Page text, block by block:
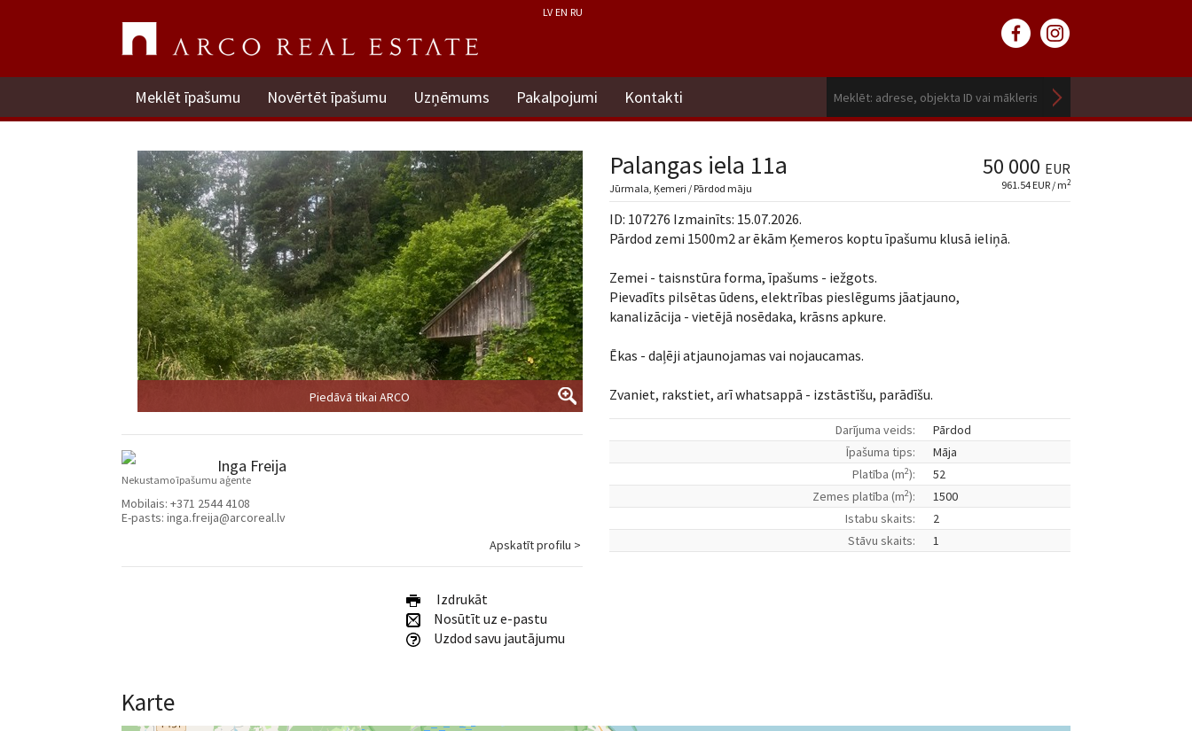
LV EN RU
Meklēt īpašumu Novērtēt īpašumu Uzņēmums Pakalpojumi Kontakti
Palangas iela 11a 50 000 EUR
Jūrmala, Ķemeri / Pārdod māju 961.54 EUR / m2
ID: 107276 Izmainīts: 15.07.2026.
Pārdod zemi 1500m2 ar ēkām Ķemeros koptu īpašumu klusā ieliņā.
Zemei - taisnstūra forma, īpašums - iežgots.
Pievadīts pilsētas ūdens, elektrības pieslēgums jāatjauno,
kanalizācija - vietējā nosēdaka, krāsns apkure.
Ēkas - daļēji atjaunojamas vai nojaucamas.
Zvaniet, rakstiet, arī whatsappā - izstāstīšu, parādīšu.
Darījuma veids:
Pārdod
Īpašuma tips:
Māja
Platība (m2):
52
Zemes platība (m2):
1500
Istabu skaits:
2
Stāvu skaits:
1
Piedāvā tikai ARCO
Inga Freija
Nekustamo īpašumu aģente
Mobilais: +371 2544 4108
E-pasts: inga.freija@arcoreal.lv
Apskatīt profilu >
Izdrukāt
Nosūtīt uz e-pastu
Uzdod savu jautājumu
Karte